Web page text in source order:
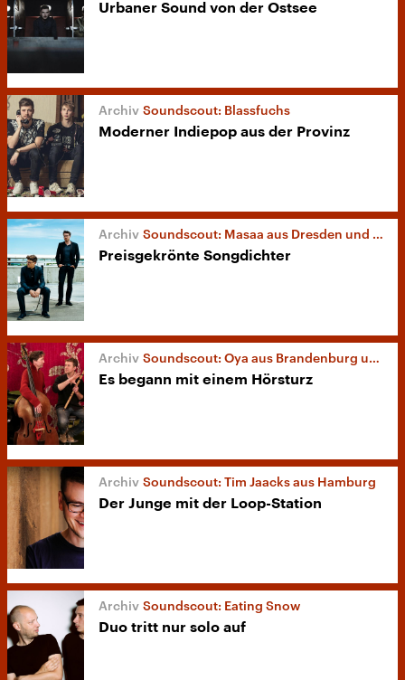
Urbaner Sound von der Ostsee
Soundscout: Blassfuchs
Moderner Indiepop aus der Provinz
Soundscout: Masaa aus Dresden und anderswo
Preisgekrönte Songdichter
Soundscout: Oya aus Brandenburg und Berlin
Es begann mit einem Hörsturz
Soundscout: Tim Jaacks aus Hamburg
Der Junge mit der Loop-Station
Soundscout: Eating Snow
Duo tritt nur solo auf